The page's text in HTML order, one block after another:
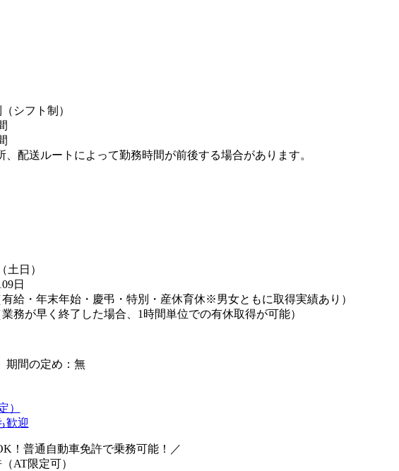
シフト制）
配送ルートによって勤務時間が前後する場合があります。
土日）
日
給・年末年始・慶弔・特別・産休育休※男女ともに取得実績あり）
務が早く終了した場合、1時間単位での有休取得が可能）
期間の定め：無
）
歓迎
！普通自動車免許で乗務可能！／
AT限定可）